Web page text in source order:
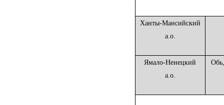
Ханты-Мансийский
а.о.
Ямало-Ненецкий
а.о.